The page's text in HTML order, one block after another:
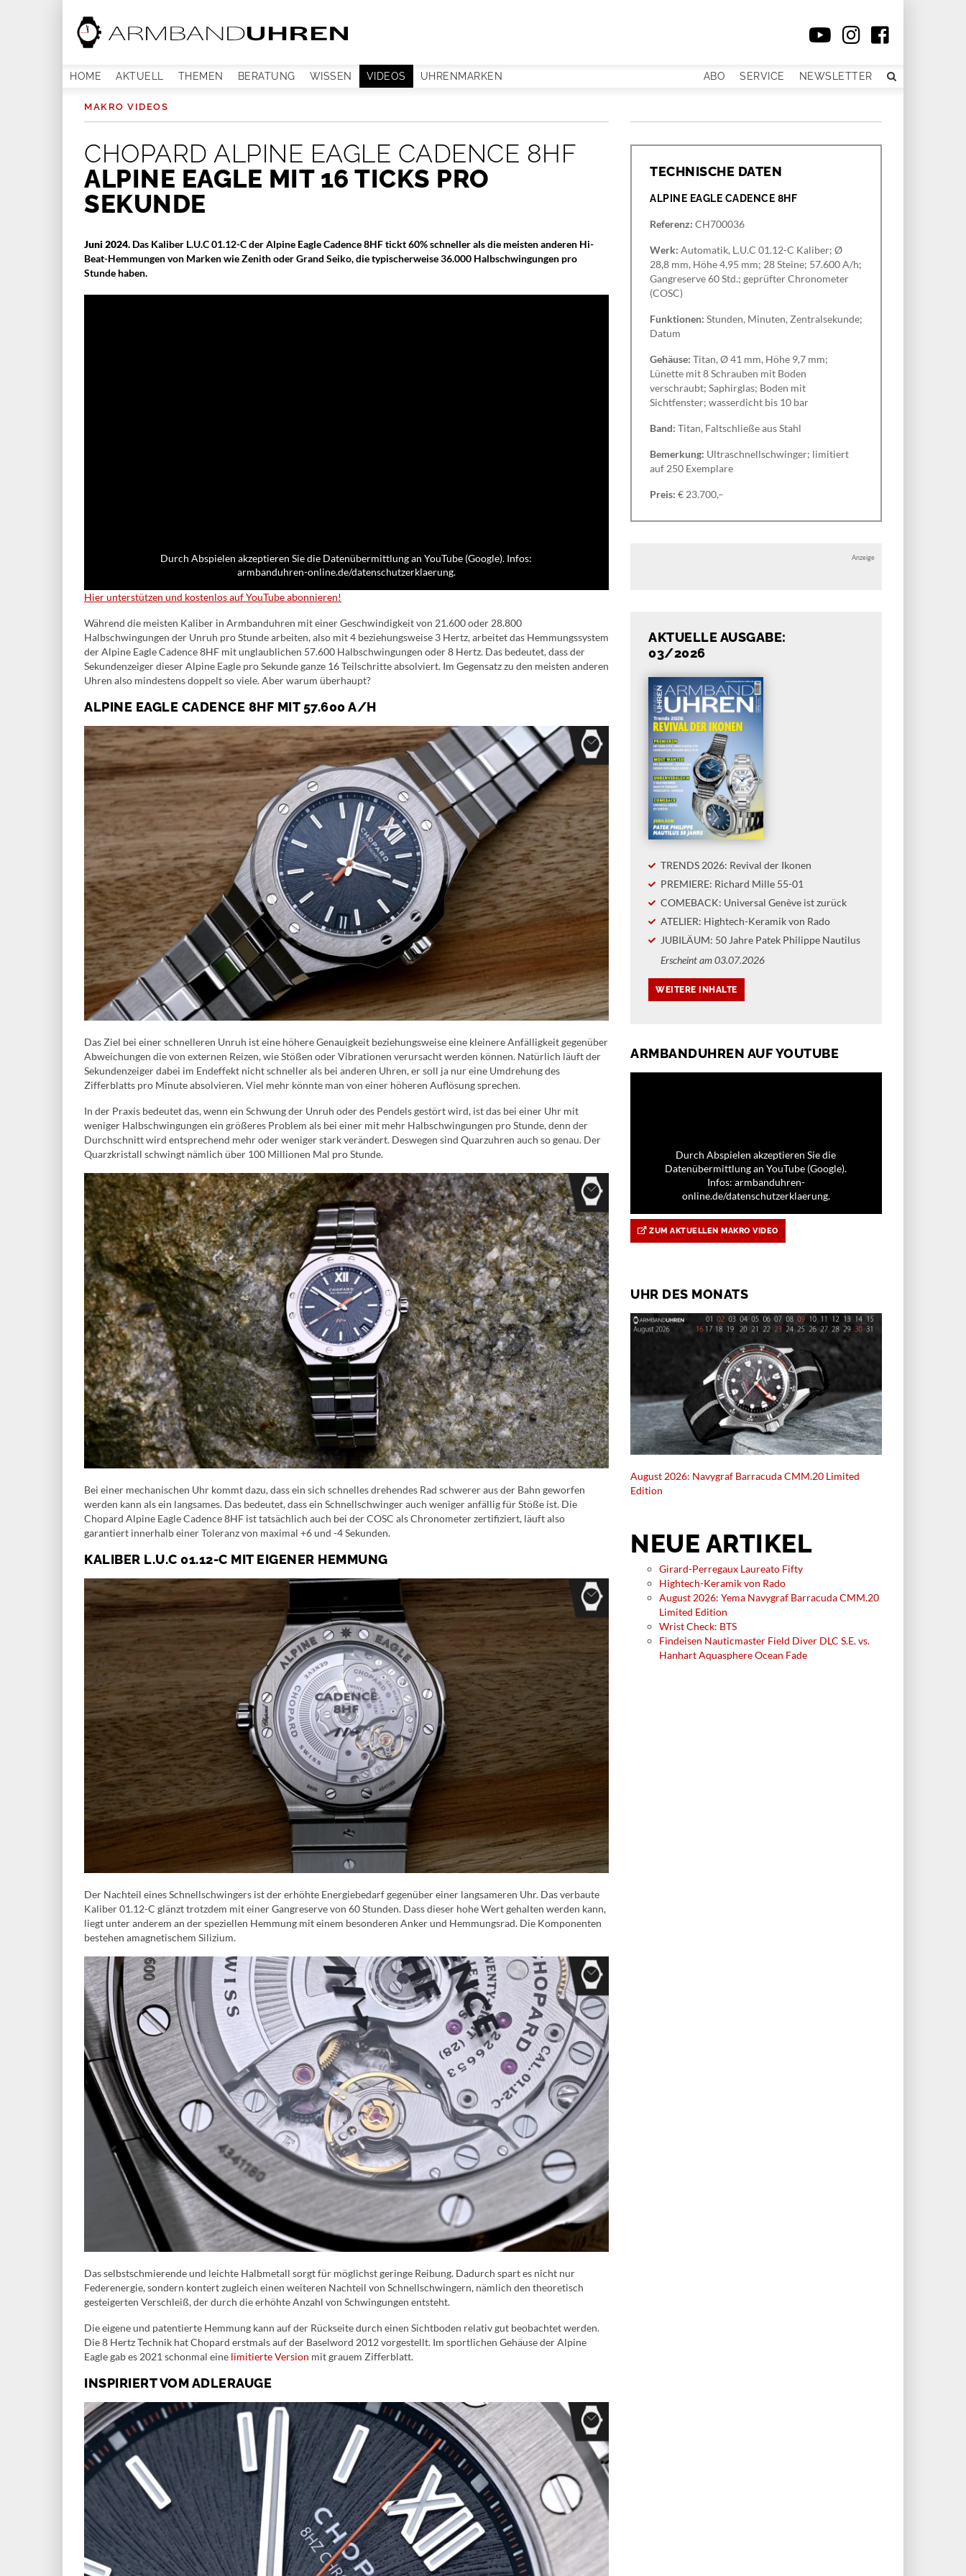
HOME AKTUELL THEMEN BERATUNG WISSEN VIDEOS UHRENMARKEN ABO SERVICE NEWSLETTER
MAKRO VIDEOS
CHOPARD ALPINE EAGLE CADENCE 8HF
ALPINE EAGLE MIT 16 TICKS PRO
SEKUNDE
Juni 2024. Das Kaliber L.U.C 01.12-C der Alpine Eagle Cadence 8HF tickt 60% schneller als die meisten anderen Hi-
Beat-Hemmungen von Marken wie Zenith oder Grand Seiko, die typischerweise 36.000 Halbschwingungen pro
Stunde haben.
Durch Abspielen akzeptieren Sie die Datenübermittlung an YouTube (Google). Infos:
armbanduhren-online.de/datenschutzerklaerung.
Hier unterstützen und kostenlos auf YouTube abonnieren!
Während die meisten Kaliber in Armbanduhren mit einer Geschwindigkeit von 21.600 oder 28.800
Halbschwingungen der Unruh pro Stunde arbeiten, also mit 4 beziehungsweise 3 Hertz, arbeitet das Hemmungssystem
der Alpine Eagle Cadence 8HF mit unglaublichen 57.600 Halbschwingungen oder 8 Hertz. Das bedeutet, dass der
Sekundenzeiger dieser Alpine Eagle pro Sekunde ganze 16 Teilschritte absolviert. Im Gegensatz zu den meisten anderen
Uhren also mindestens doppelt so viele. Aber warum überhaupt?
ALPINE EAGLE CADENCE 8HF MIT 57.600 A/H
Das Ziel bei einer schnelleren Unruh ist eine höhere Genauigkeit beziehungsweise eine kleinere Anfälligkeit gegenüber
Abweichungen die von externen Reizen, wie Stößen oder Vibrationen verursacht werden können. Natürlich läuft der
Sekundenzeiger dabei im Endeffekt nicht schneller als bei anderen Uhren, er soll ja nur eine Umdrehung des
Zifferblatts pro Minute absolvieren. Viel mehr könnte man von einer höheren Auflösung sprechen.
In der Praxis bedeutet das, wenn ein Schwung der Unruh oder des Pendels gestört wird, ist das bei einer Uhr mit
weniger Halbschwingungen ein größeres Problem als bei einer mit mehr Halbschwingungen pro Stunde, denn der
Durchschnitt wird entsprechend mehr oder weniger stark verändert. Deswegen sind Quarzuhren auch so genau. Der
Quarzkristall schwingt nämlich über 100 Millionen Mal pro Stunde.
Bei einer mechanischen Uhr kommt dazu, dass ein sich schnelles drehendes Rad schwerer aus der Bahn geworfen
werden kann als ein langsames. Das bedeutet, dass ein Schnellschwinger auch weniger anfällig für Stöße ist. Die
Chopard Alpine Eagle Cadence 8HF ist tatsächlich auch bei der COSC als Chronometer zertifiziert, läuft also
garantiert innerhalb einer Toleranz von maximal +6 und -4 Sekunden.
KALIBER L.U.C 01.12-C MIT EIGENER HEMMUNG
Der Nachteil eines Schnellschwingers ist der erhöhte Energiebedarf gegenüber einer langsameren Uhr. Das verbaute
Kaliber 01.12-C glänzt trotzdem mit einer Gangreserve von 60 Stunden. Dass dieser hohe Wert gehalten werden kann,
liegt unter anderem an der speziellen Hemmung mit einem besonderen Anker und Hemmungsrad. Die Komponenten
bestehen amagnetischem Silizium.
Das selbstschmierende und leichte Halbmetall sorgt für möglichst geringe Reibung. Dadurch spart es nicht nur
Federenergie, sondern kontert zugleich einen weiteren Nachteil von Schnellschwingern, nämlich den theoretisch
gesteigerten Verschleiß, der durch die erhöhte Anzahl von Schwingungen entsteht.
Die eigene und patentierte Hemmung kann auf der Rückseite durch einen Sichtboden relativ gut beobachtet werden.
Die 8 Hertz Technik hat Chopard erstmals auf der Baselword 2012 vorgestellt. Im sportlichen Gehäuse der Alpine
Eagle gab es 2021 schonmal eine limitierte Version mit grauem Zifferblatt.
INSPIRIERT VOM ADLERAUGE
TECHNISCHE DATEN
ALPINE EAGLE CADENCE 8HF
Referenz: CH700036
Werk: Automatik, L.U.C 01.12-C Kaliber; Ø
28,8 mm, Höhe 4,95 mm; 28 Steine; 57.600 A/h;
Gangreserve 60 Std.; geprüfter Chronometer
(COSC)
Funktionen: Stunden, Minuten, Zentralsekunde;
Datum
Gehäuse: Titan, Ø 41 mm, Höhe 9,7 mm;
Lünette mit 8 Schrauben mit Boden
verschraubt; Saphirglas; Boden mit
Sichtfenster; wasserdicht bis 10 bar
Band: Titan, Faltschließe aus Stahl
Bemerkung: Ultraschnellschwinger; limitiert
auf 250 Exemplare
Preis: € 23.700,–
Anzeige
AKTUELLE AUSGABE:
03/2026
TRENDS 2026: Revival der Ikonen
PREMIERE: Richard Mille 55-01
COMEBACK: Universal Genève ist zurück
ATELIER: Hightech-Keramik von Rado
JUBILÄUM: 50 Jahre Patek Philippe Nautilus
Erscheint am 03.07.2026
ARMBANDUHREN AUF YOUTUBE
Durch Abspielen akzeptieren Sie die
Datenübermittlung an YouTube (Google).
Infos: armbanduhren-
online.de/datenschutzerklaerung.
ZUM AKTUELLEN MAKRO VIDEO
UHR DES MONATS
August 2026: Navygraf Barracuda CMM.20 Limited
Edition
NEUE ARTIKEL
Girard-Perregaux Laureato Fifty
Hightech-Keramik von Rado
August 2026: Yema Navygraf Barracuda CMM.20
Limited Edition
Wrist Check: BTS
Findeisen Nauticmaster Field Diver DLC S.E. vs.
Hanhart Aquasphere Ocean Fade